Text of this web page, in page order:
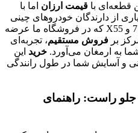
قطعه‌ای با قیمت ارزان اما با
از دارندگان خودروهای چینی
است. طبق جلو راست برای تیگو 7 و X55 که در فروشگاه ما عرضه
بر فروش مستقیم، تجربه‌ای
به ارمغان می‌آورد. خرید این
و آسایش شما در طول رانندگی
راست: راهنمای